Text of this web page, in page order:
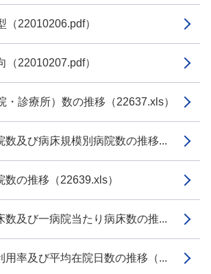
（22010206.pdf）
（22010207.pdf）
・診療所）数の推移（22637.xls）
数及び病床規模別病院数の推移...
数の推移（22639.xls）
数及び一病院当たり病床数の推...
用率及び平均在院日数の推移（...